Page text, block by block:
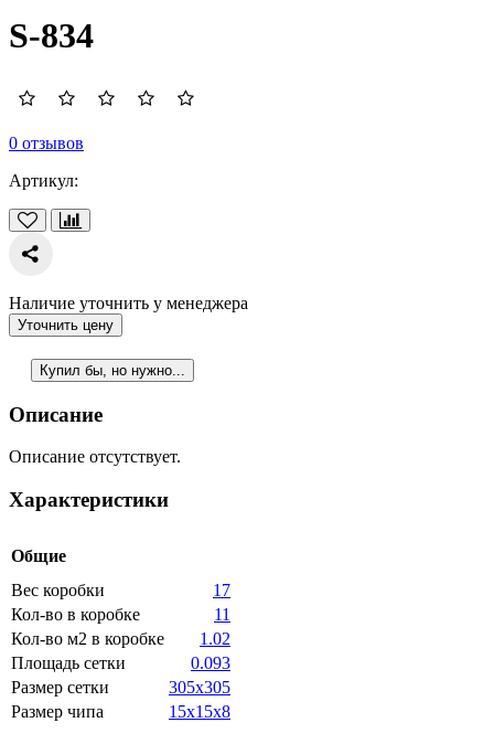
S-834
0 отзывов
Артикул:
Наличие уточнить у менеджера
Уточнить цену
Купил бы, но нужно...
Описание
Описание отсутствует.
Характеристики
Общие
Вес коробки
17
Кол-во в коробке
11
Кол-во м2 в коробке
1.02
Площадь сетки
0.093
Размер сетки
305x305
Размер чипа
15x15x8